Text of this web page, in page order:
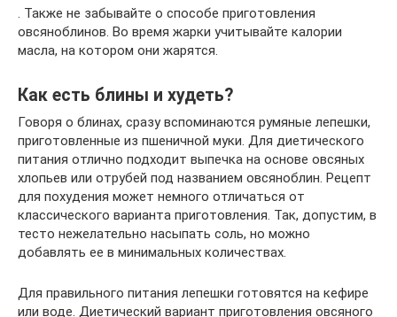
. Также не забывайте о способе приготовления
овсяноблинов. Во время жарки учитывайте калории
масла, на котором они жарятся.
Как есть блины и худеть?
Говоря о блинах, сразу вспоминаются румяные лепешки,
приготовленные из пшеничной муки. Для диетического
питания отлично подходит выпечка на основе овсяных
хлопьев или отрубей под названием овсяноблин. Рецепт
для похудения может немного отличаться от
классического варианта приготовления. Так, допустим, в
тесто нежелательно насыпать соль, но можно
добавлять ее в минимальных количествах.
Для правильного питания лепешки готовятся на кефире
или воде. Диетический вариант приготовления овсяного